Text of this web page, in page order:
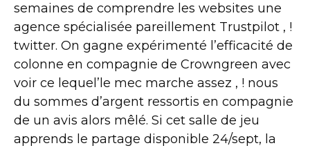
semaines de comprendre les websites une
agence spécialisée pareillement Trustpilot , !
twitter. On gagne expérimenté l’efficacité de
colonne en compagnie de Crowngreen avec
voir ce lequel’le mec marche assez , ! nous
du sommes d’argent ressortis en compagnie
de un avis alors mêlé. Si cet salle de jeu
apprends le partage disponible 24/sept, la